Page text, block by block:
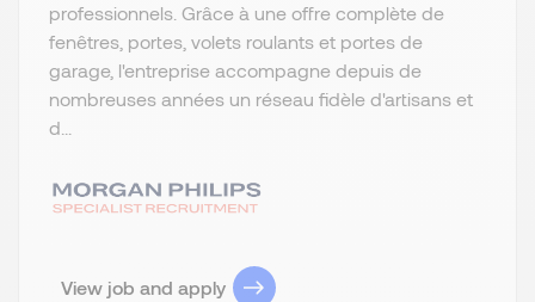
professionnels. Grâce à une offre complète de
fenêtres, portes, volets roulants et portes de
garage, l'entreprise accompagne depuis de
nombreuses années un réseau fidèle d'artisans et
d...
View job and apply